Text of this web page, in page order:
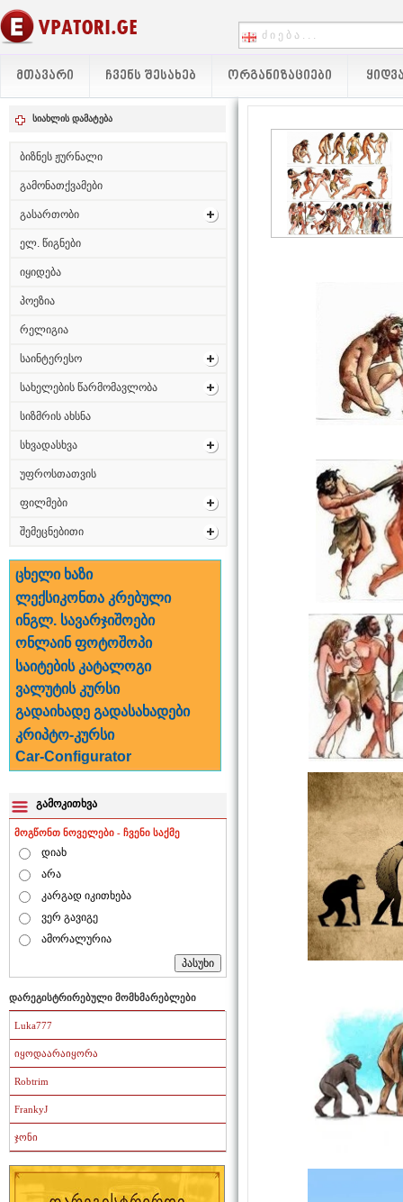
ᲛᲗᲐᲕᲐᲠᲘ ᲩᲕᲔᲜᲡ ᲨᲔᲡᲐᲮᲔᲑ ᲝᲠᲒᲐᲜᲘᲖᲐᲪᲘᲔᲑᲘ
სიახლის დამატება
ბიზნეს ჟურნალი
გამონათქვამები
გასართობი
ელ. წიგნები
იყიდება
პოეზია
რელიგია
საინტერესო
სახელების წარმომავლობა
სიზმრის ახსნა
სხვადასხვა
უფროსთათვის
ფილმები
შემეცნებითი
ცხელი ხაზი
ლექსიკონთა კრებული
ინგლ. სავარჯიშოები
ონლაინ ფოტოშოპი
საიტების კატალოგი
ვალუტის კურსი
გადაიხადე გადასახადები
კრიპტო-კურსი
Car-Configurator
გამოკითხვა
მოგწონთ ნოველები - ჩვენი საქმე
დიახ
არა
კარგად იკითხება
ვერ გავიგე
ამორალურია
დარეგისტრირებული მომხმარებლები
Luka777
იყოდაარაიყორა
Robtrim
FrankyJ
ჯონი